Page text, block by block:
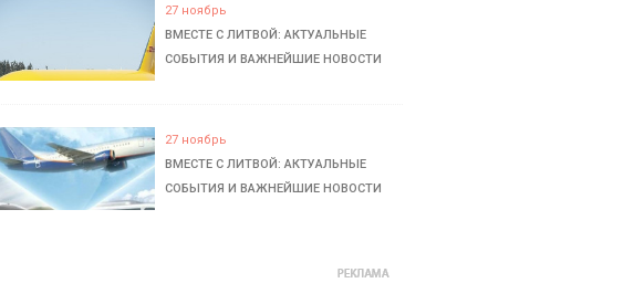
27 ноябрь
ВМЕСТЕ С ЛИТВОЙ: АКТУАЛЬНЫЕ
СОБЫТИЯ И ВАЖНЕЙШИЕ НОВОСТИ
27 ноябрь
ВМЕСТЕ С ЛИТВОЙ: АКТУАЛЬНЫЕ
СОБЫТИЯ И ВАЖНЕЙШИЕ НОВОСТИ